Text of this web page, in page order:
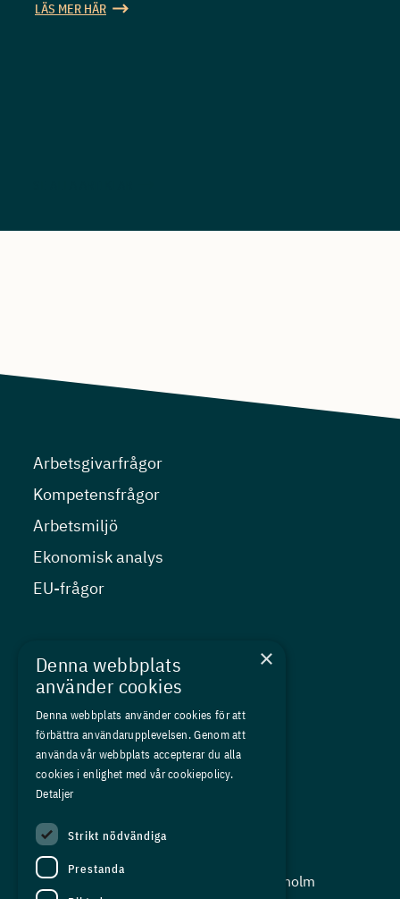
LÄS MER HÄR
Arbetsgivarfrågor
Kompetensfrågor
Arbetsmiljö
Ekonomisk analys
EU-frågor
Kurser
Medlemskap
Om oss
Press
In English
Adress:
Storgatan 19, Box 5501, 114 85 Stockholm
×
Denna webbplats
använder cookies
Denna webbplats använder cookies för att
förbättra användarupplevelsen. Genom att
använda vår webbplats accepterar du alla
cookies i enlighet med vår cookiepolicy.
Detaljer
Strikt nödvändiga
Prestanda